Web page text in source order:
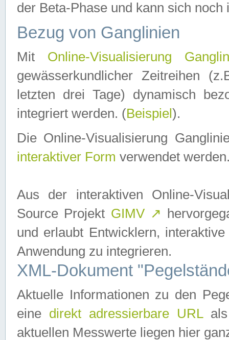
der Beta-Phase und kann sich noch
Bezug von Ganglinien
Mit Online-Visualisierung
gewässerkundlicher Zeitreihen
letzten drei Tage) dynamisch
integriert werden. (Beispiel ).
Die Online-Visualisierung
interaktiver Form verwendet
Aus der interaktiven Online-
Source Projekt GIMV ↗
und erlaubt Entwicklern,
Anwendung zu integrieren.
XML-Dokument
Aktuelle Informationen zu den
eine direkt adressierbare URLals
aktuellen Messwerte liegen hier